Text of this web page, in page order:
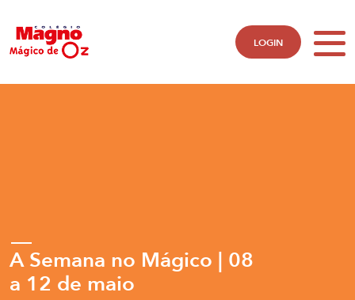
LOGIN
A Semana no Mágico | 08
a 12 de maio